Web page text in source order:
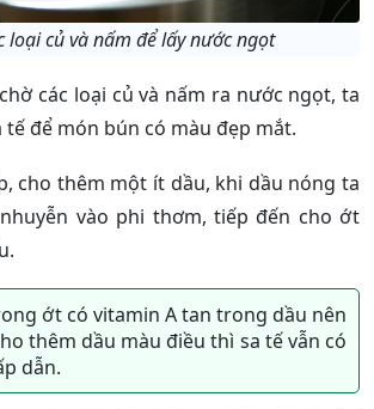
loại củ và nấm để lấy nước ngọt
các loại củ và nấm ra nước ngọt, ta
để món bún có màu đẹp mắt.
cho thêm một ít dầu, khi dầu nóng ta
vào phi thơm, tiếp đến cho ớt
ớt có vitamin A tan trong dầu nên
thêm dầu màu điều thì sa tế vẫn có
dẫn.